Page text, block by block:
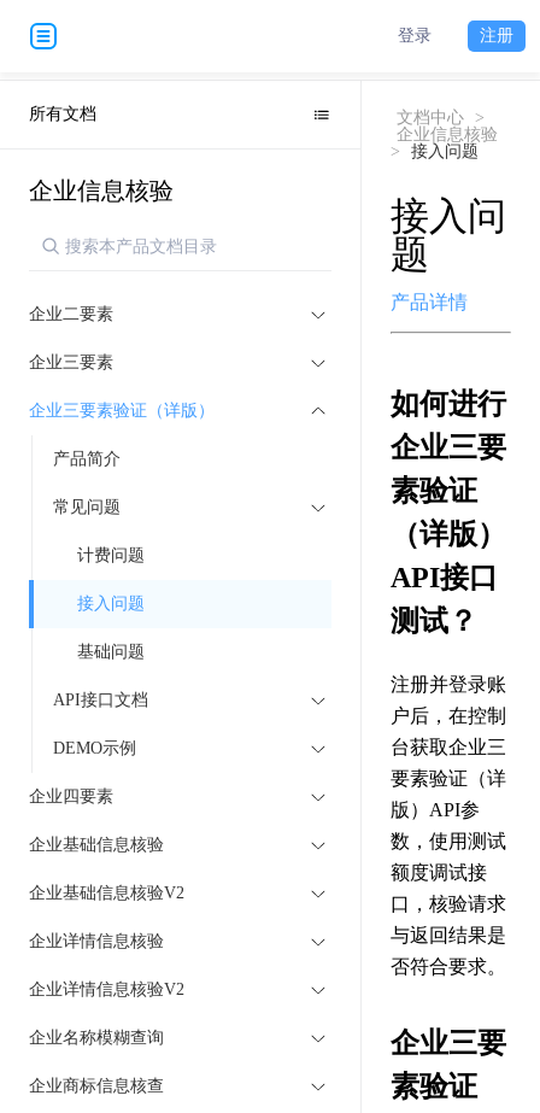
登录 注册
所有文档
企业信息核验
企业二要素
企业三要素
企业三要素验证（详版）
产品简介
常见问题
计费问题
接入问题
基础问题
API接口文档
DEMO示例
企业四要素
企业基础信息核验
企业基础信息核验V2
企业详情信息核验
企业详情信息核验V2
企业名称模糊查询
企业商标信息核查
文档中心
>
企业信息核验
>
接入问题
接入问
题
产品详情
如何进行
企业三要
素验证
（详版）
API接口
测试？
注册并登录账
户后，在控制
台获取企业三
要素验证（详
版）API参
数，使用测试
额度调试接
口，核验请求
与返回结果是
否符合要求。
企业三要
素验证